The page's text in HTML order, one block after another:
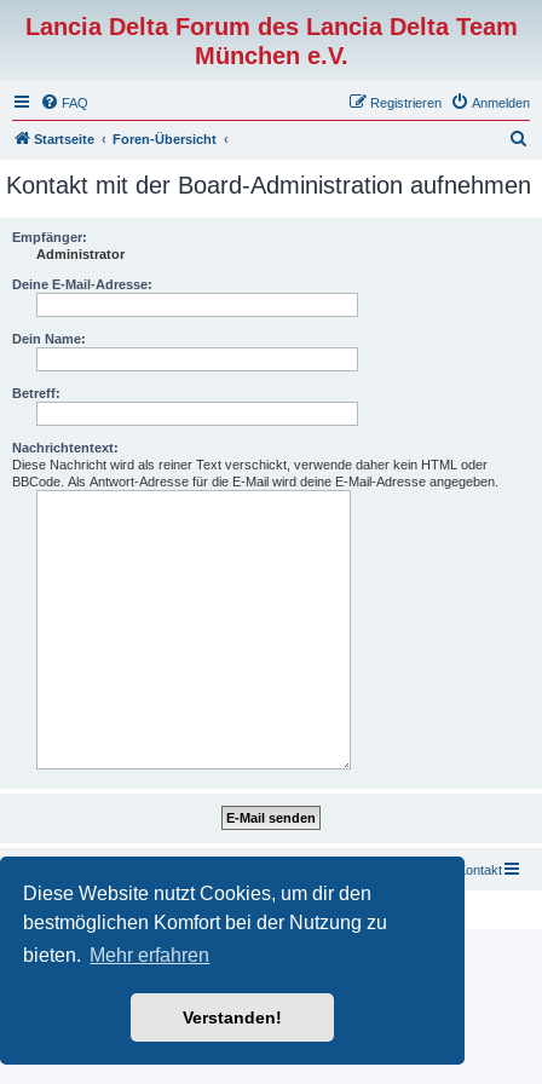
Diese Website nutzt Cookies, um dir den
bestmöglichen Komfort bei der Nutzung zu
bieten. Mehr erfahren
Verstanden!
Lancia Delta Forum des Lancia Delta Team
München e.V.
FAQ Anmelden
Registrieren
Startseite Foren-Übersicht
c
Kontakt mit der Board-Administration aufnehmen
Empfänger:
Administrator
Deine E-Mail-Adresse:
Dein Name:
Betreff:
Nachrichtentext:
Diese Nachricht wird als reiner Text verschickt, verwende daher kein HTML oder
BBCode. Als Antwort-Adresse für die E-Mail wird deine E-Mail-Adresse angegeben.
Kontakt
Powered byphpBB® Forum Software © phpBB Limited
Deutsche Übersetzung durchphpBB.de